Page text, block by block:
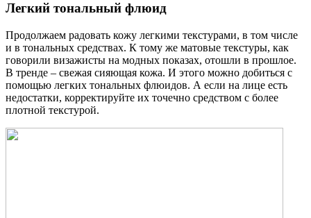
Легкий тональный флюид
Продолжаем радовать кожу легкими текстурами, в том числе
и в тональных средствах. К тому же матовые текстуры, как
говорили визажисты на модных показах, отошли в прошлое.
В тренде – свежая сияющая кожа. И этого можно добиться с
помощью легких тональных флюидов. А если на лице есть
недостатки, корректируйте их точечно средством с более
плотной текстурой.